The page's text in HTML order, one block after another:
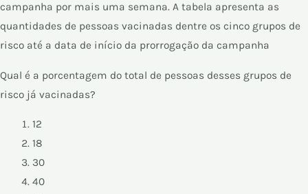
campanha por mais uma semana. A tabela apresenta as
quantidades de pessoas vacinadas dentre os cinco grupos de
risco até a data de início da prorrogação da campanha
Qual é a porcentagem do total de pessoas desses grupos de
risco já vacinadas?
12
18
30
40